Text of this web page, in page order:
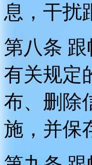
息，干扰
第八条
有关规定
布、删除
施，并保